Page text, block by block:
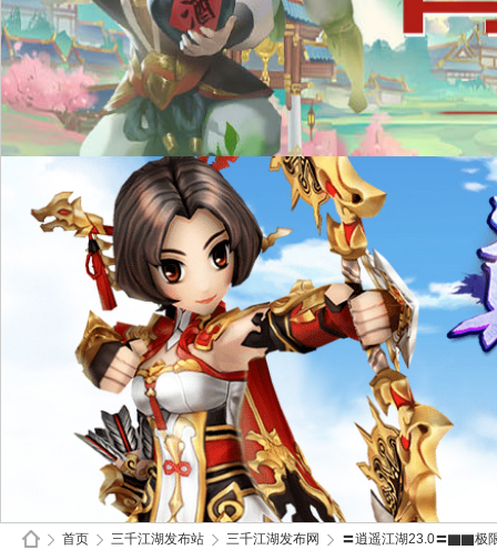
首页 三千江湖发布站 三千江湖发布网 〓逍遥江湖23.0〓▇▇极